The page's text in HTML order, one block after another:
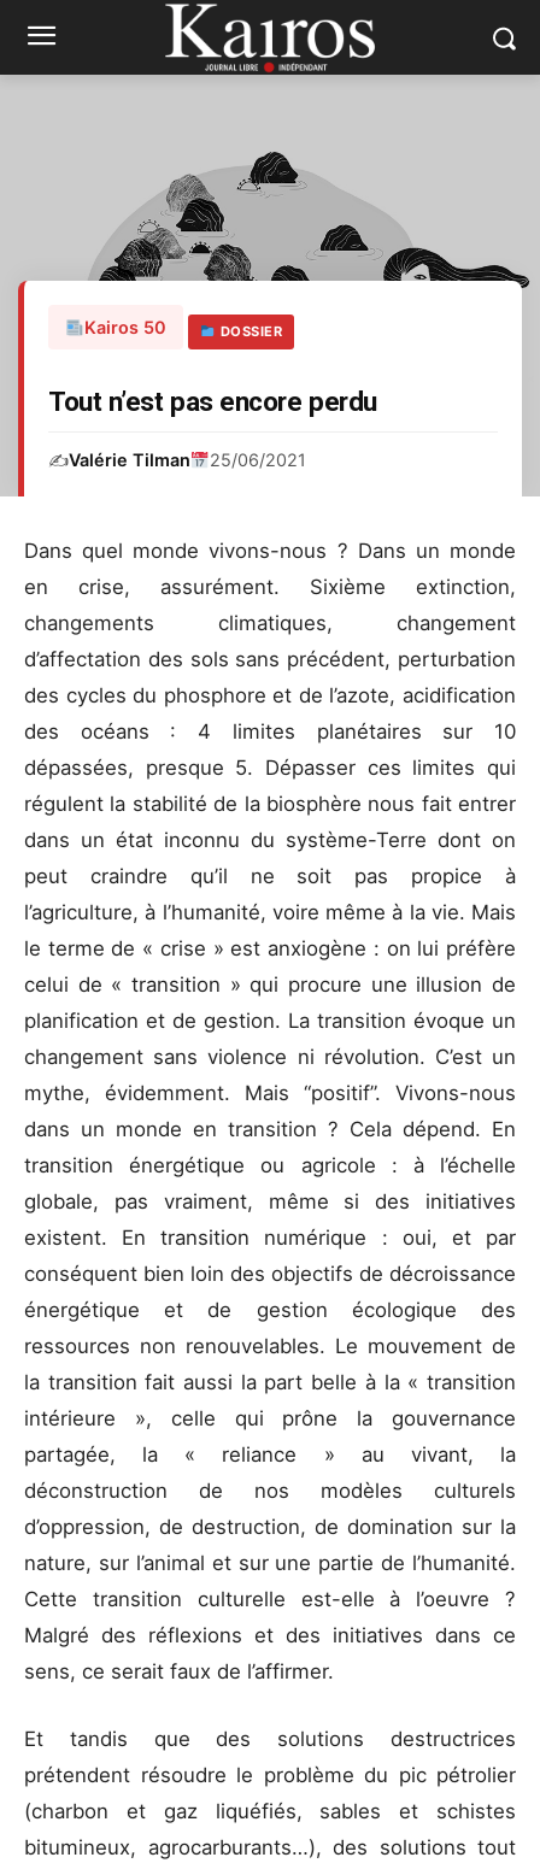
Kairos 50 DOSSIER
Tout n’est pas encore perdu
✍️Valérie Tilman 25/06/2021
Dans quel monde vivons-nous ? Dans un monde
en crise, assurément. Sixième extinction,
changements climatiques, changement
d’affectation des sols sans précédent, perturbation
des cycles du phosphore et de l’azote, acidification
des océans : 4 limites planétaires sur 10
dépassées, presque 5. Dépasser ces limites qui
régulent la stabilité de la biosphère nous fait entrer
dans un état inconnu du système-Terre dont on
peut craindre qu’il ne soit pas propice à
l’agriculture, à l’humanité, voire même à la vie. Mais
le terme de « crise » est anxiogène : on lui préfère
celui de « transition » qui procure une illusion de
planification et de gestion. La transition évoque un
changement sans violence ni révolution. C’est un
mythe, évidemment. Mais “positif”. Vivons-nous
dans un monde en transition ? Cela dépend. En
transition énergétique ou agricole : à l’échelle
globale, pas vraiment, même si des initiatives
existent. En transition numérique : oui, et par
conséquent bien loin des objectifs de décroissance
énergétique et de gestion écologique des
ressources non renouvelables. Le mouvement de
la transition fait aussi la part belle à la « transition
intérieure », celle qui prône la gouvernance
partagée, la « reliance » au vivant, la
déconstruction de nos modèles culturels
d’oppression, de destruction, de domination sur la
nature, sur l’animal et sur une partie de l’humanité.
Cette transition culturelle est-elle à l’oeuvre ?
Malgré des réflexions et des initiatives dans ce
sens, ce serait faux de l’affirmer.
Et tandis que des solutions destructrices
prétendent résoudre le problème du pic pétrolier
(charbon et gaz liquéfiés, sables et schistes
bitumineux, agrocarburants…), des solutions tout